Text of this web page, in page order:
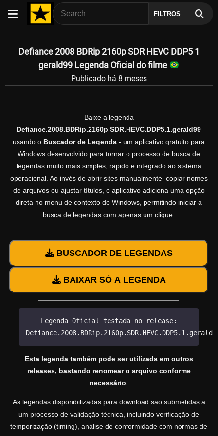
FILTROS
Defiance 2008 BDRip 2160p SDR HEVC DDP5 1
gerald99 Legenda Oficial do filme
Publicado há 8 meses
Baixe a legenda
Defiance.2008.BDRip.2160p.SDR.HEVC.DDP5.1.gerald99
usando o Buscador de Legenda - um aplicativo gratuito para
Windows desenvolvido para tornar o processo de busca de
legendas muito mais simples, rápido e integrado ao sistema
operacional. Ao invés de abrir sites manualmente, copiar nomes
de arquivos ou ajustar títulos, o aplicativo adiciona uma opção
direta no menu de contexto do Windows, permitindo iniciar a
busca de legendas com apenas um clique.
BUSCADOR DE LEGENDAS
BAIXAR SÓ A LEGENDA
Legenda Oficial testada no release:
Esta legenda também pode ser utilizada em outros
releases, bastando renomear o arquivo conforme
necessário.
As legendas disponibilizadas para download são submetidas a
um processo de validação técnica, incluindo verificação de
temporização (timing), análise de conformidade com normas de